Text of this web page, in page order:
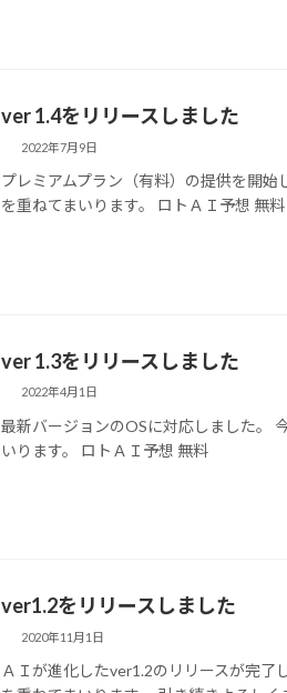
ver 1.4をリリースしました
2022年7月9日
プレミアムプラン（有料）の提供を開始
を重ねてまいります。 ロトＡＩ予想 無料
ver 1.3をリリースしました
2022年4月1日
最新バージョンのOSに対応しました。
いります。 ロトＡＩ予想 無料
ver1.2をリリースしました
2020年11月1日
ＡＩが進化したver1.2のリリースが完了